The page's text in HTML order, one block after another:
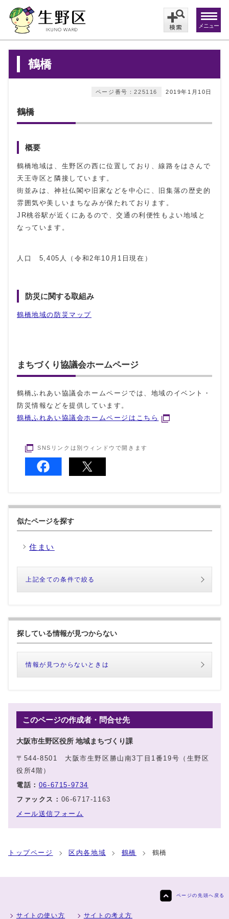
メニュー
鶴橋
2019年1月10日
ページ番号：225116
鶴橋
概要
鶴橋地域は、生野区の西に位置しており、線路をはさんで
天王寺区と隣接しています。
街並みは、神社仏閣や旧家などを中心に、旧集落の歴史的
雰囲気や美しいまちなみが保たれております。
JR桃谷駅が近くにあるので、交通の利便性もよい地域と
なっています。
人口 5,405人（令和2年10月1日現在）
防災に関する取組み
鶴橋地域の防災マップ
まちづくり協議会ホームページ
鶴橋ふれあい協議会ホームページでは、地域のイベント・
防災情報などを提供しています。
鶴橋ふれあい協議会ホームページはこちら
SNSリンクは別ウィンドウで開きます
似たページを探す
住まい
上記全ての条件で絞る
探している情報が見つからない
情報が見つからないときは
このページの作成者・問合せ先
大阪市生野区役所 地域まちづくり課
〒544-8501 大阪市生野区勝山南3丁目1番19号（生野区
役所4階）
電話： 06-6715-9734
ファックス： 06-6717-1163
メール送信フォーム
トップページ 区内各地域 鶴橋 鶴橋
ページの先頭へ戻る
サイトの使い方 サイトの考え方